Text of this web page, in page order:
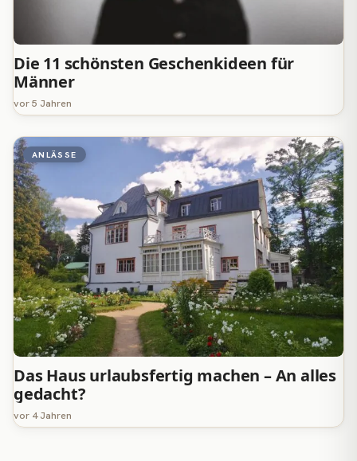
Die 11 schönsten Geschenkideen für
Männer
vor 5 Jahren
ANLÄSSE
Das Haus urlaubsfertig machen – An alles
gedacht?
vor 4 Jahren